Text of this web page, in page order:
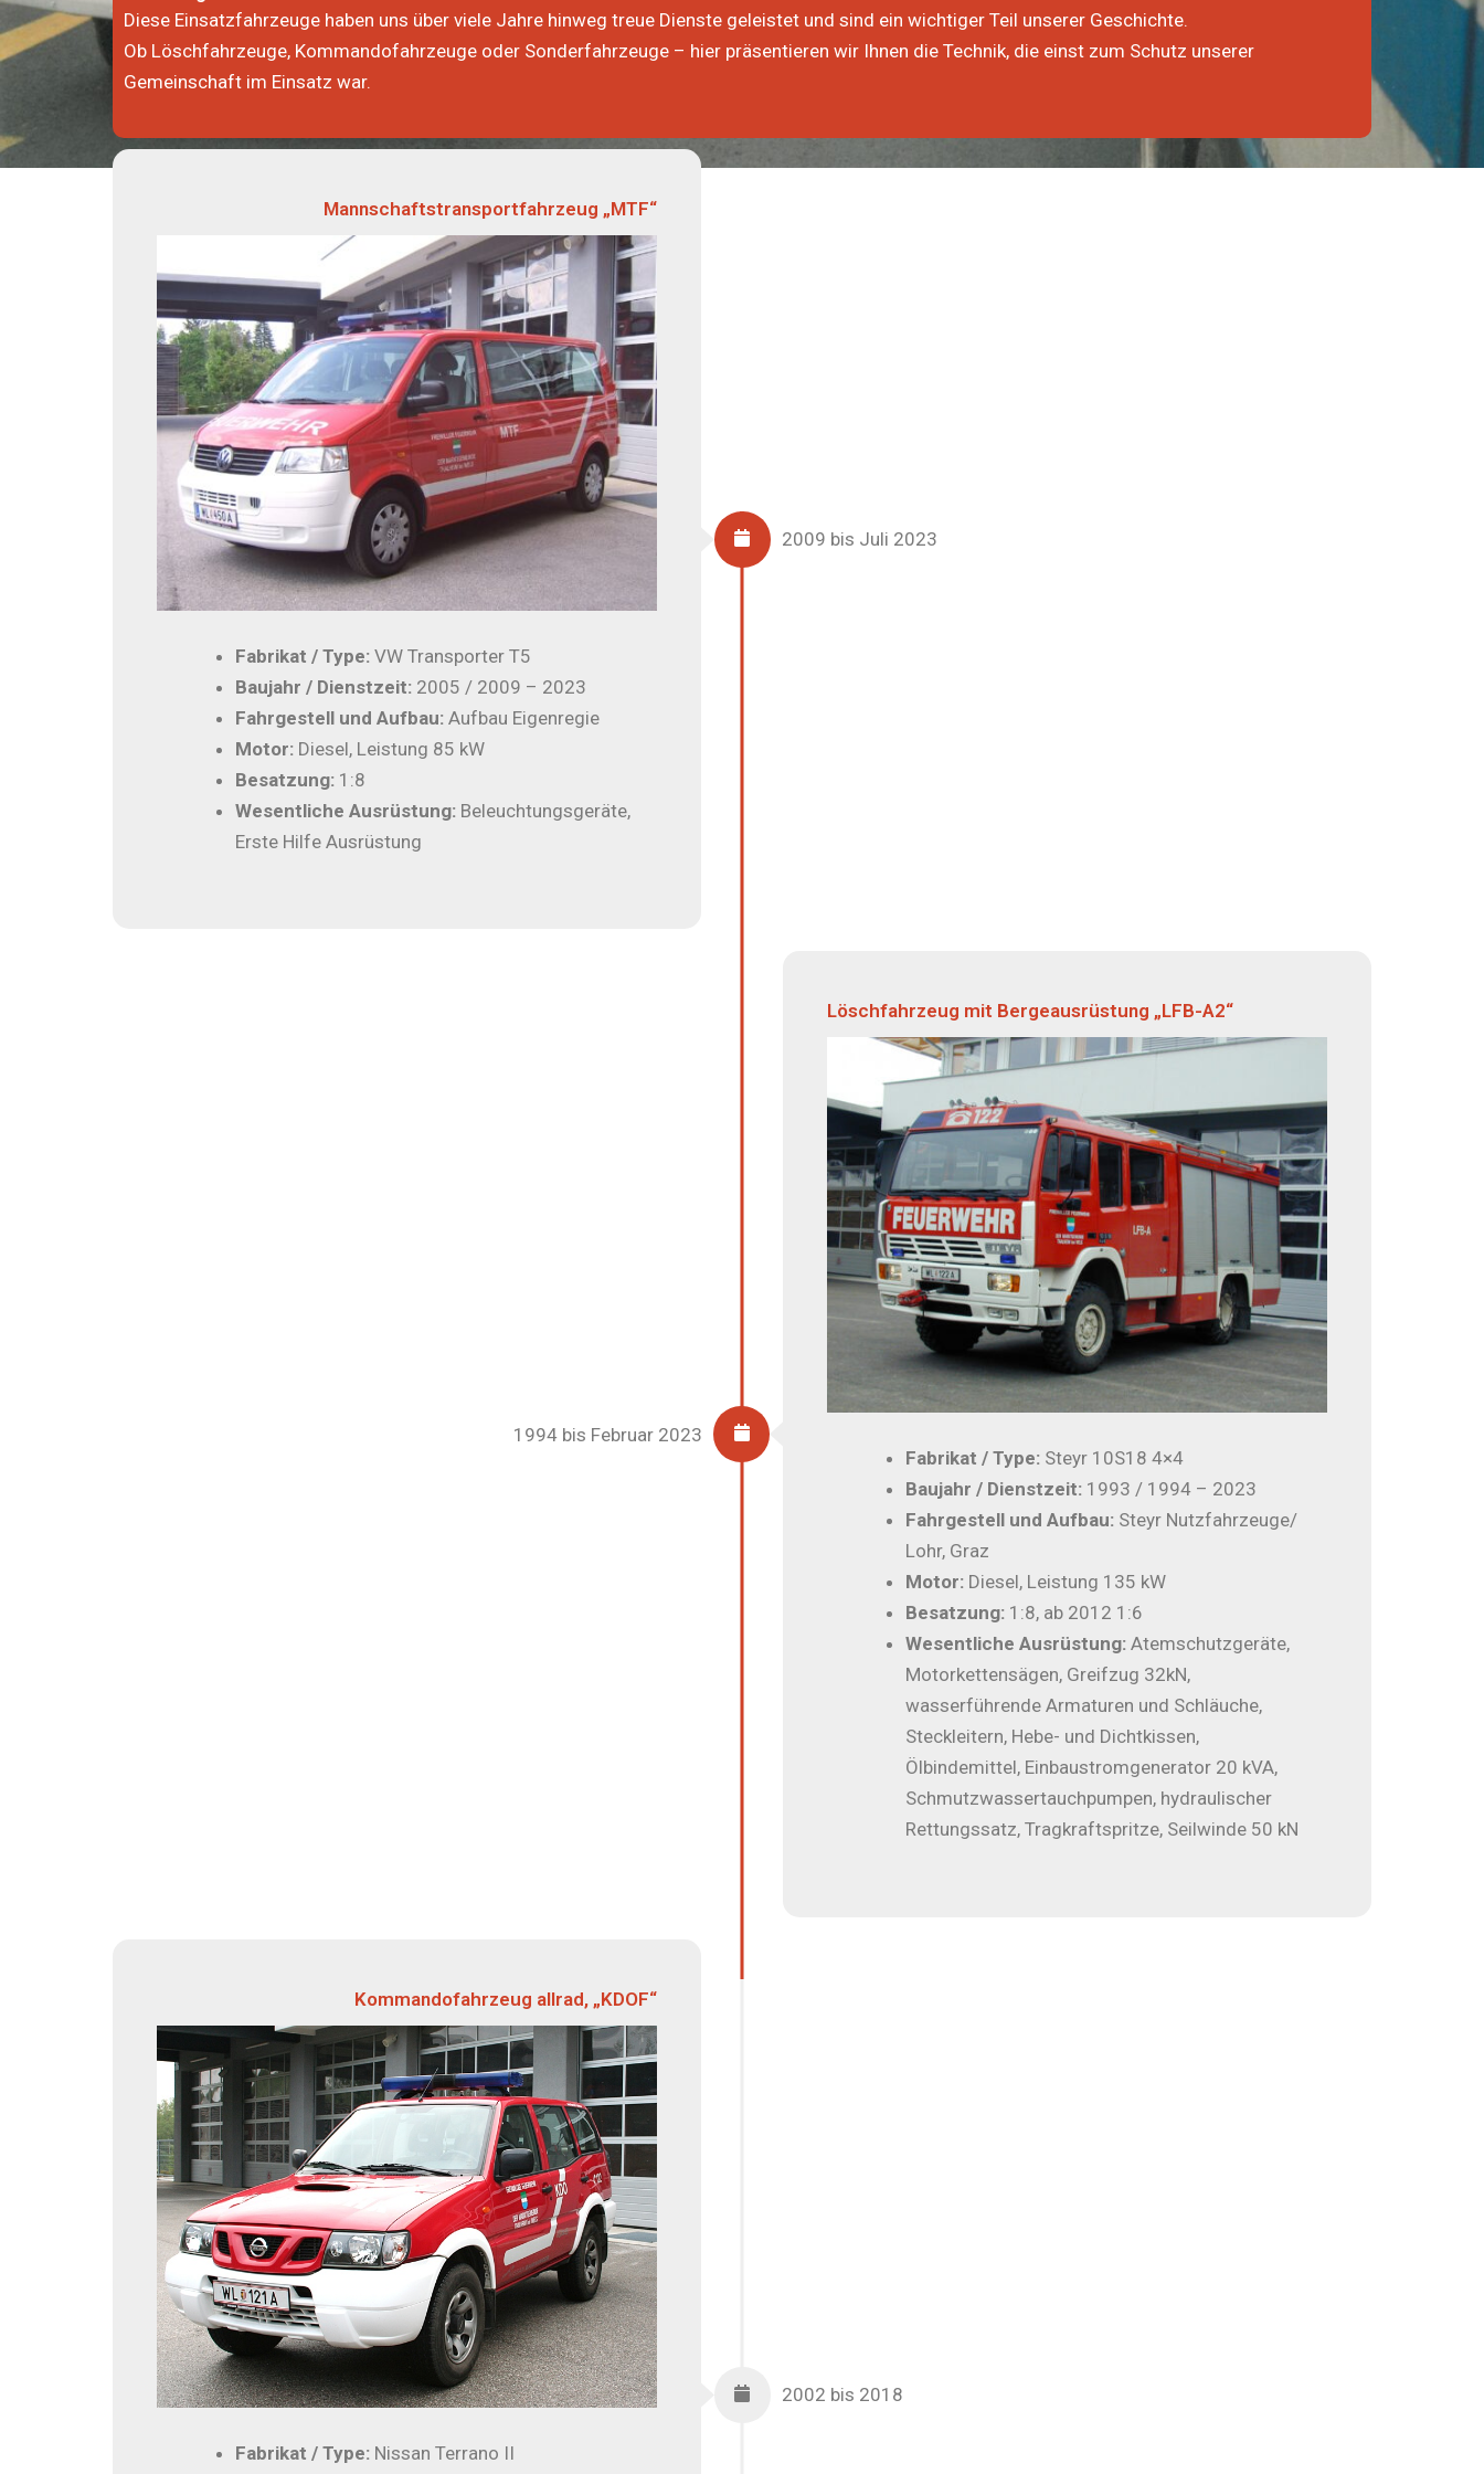
Diese Einsatzfahrzeuge haben uns über viele Jahre hinweg treue Dienste geleistet und sind ein wichtiger Teil unserer Geschichte.
Ob Löschfahrzeuge, Kommandofahrzeuge oder Sonderfahrzeuge – hier präsentieren wir Ihnen die Technik, die einst zum Schutz unserer
Gemeinschaft im Einsatz war.
Mannschaftstransportfahrzeug „MTF“
Fabrikat / Type: VW Transporter T5
Baujahr / Dienstzeit: 2005 / 2009 – 2023
Fahrgestell und Aufbau: Aufbau Eigenregie
Motor: Diesel, Leistung 85 kW
Besatzung: 1:8
Wesentliche Ausrüstung: Beleuchtungsgeräte,
Erste Hilfe Ausrüstung
2009 bis Juli 2023
Löschfahrzeug mit Bergeausrüstung „LFB-A2“
Fabrikat / Type: Steyr 10S18 4×4
Baujahr / Dienstzeit: 1993 / 1994 – 2023
Fahrgestell und Aufbau: Steyr Nutzfahrzeuge/
Lohr, Graz
Motor: Diesel, Leistung 135 kW
Besatzung: 1:8, ab 2012 1:6
Wesentliche Ausrüstung: Atemschutzgeräte,
Motorkettensägen, Greifzug 32kN,
wasserführende Armaturen und Schläuche,
Steckleitern, Hebe- und Dichtkissen,
Ölbindemittel, Einbaustromgenerator 20 kVA,
Schmutzwassertauchpumpen, hydraulischer
Rettungssatz, Tragkraftspritze, Seilwinde 50 kN
1994 bis Februar 2023
Kommandofahrzeug allrad, „KDOF“
Fabrikat / Type: Nissan Terrano II
2002 bis 2018